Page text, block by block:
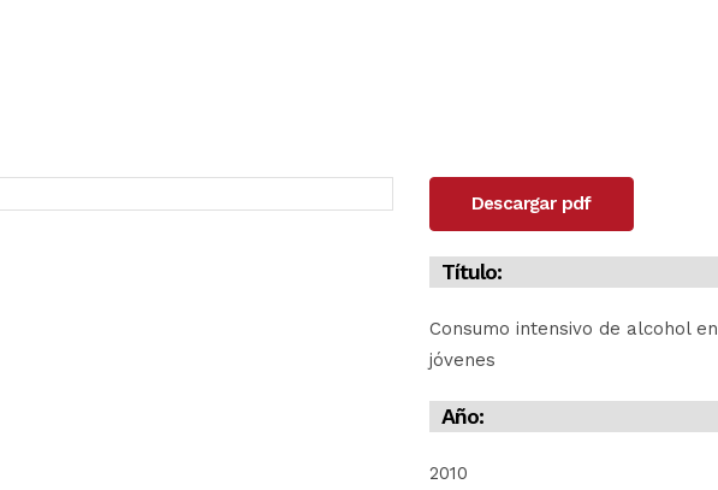
Descargar pdf
Título:
Consumo intensivo de alcohol en
jóvenes
Año:
2010